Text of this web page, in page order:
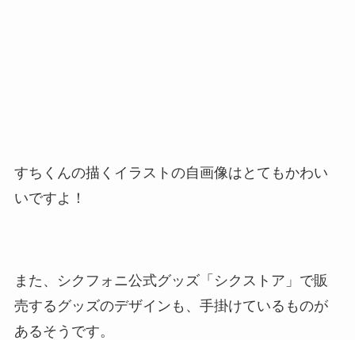
すちくんの描くイラストの自画像はとてもかわい
いですよ！
また、シクフォニ公式グッズ「シクストア」で販
売するグッズのデザインも、手掛けているものが
あるそうです。